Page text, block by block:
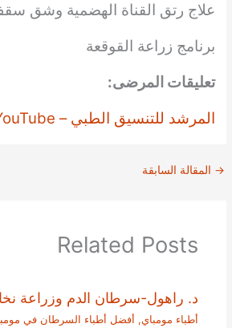
علاج رتق القناة الهضمية وشق
برنامج زراعة القوقعة
تعليقات المرضى:
المرشد للتنسيق الطبي – YouTube
→ المقالة السابقة
Related Posts
د. راهول-سرطان الدم وزراعة
أطباء مومباي, أفضل أطباء السرطان في مومباي،